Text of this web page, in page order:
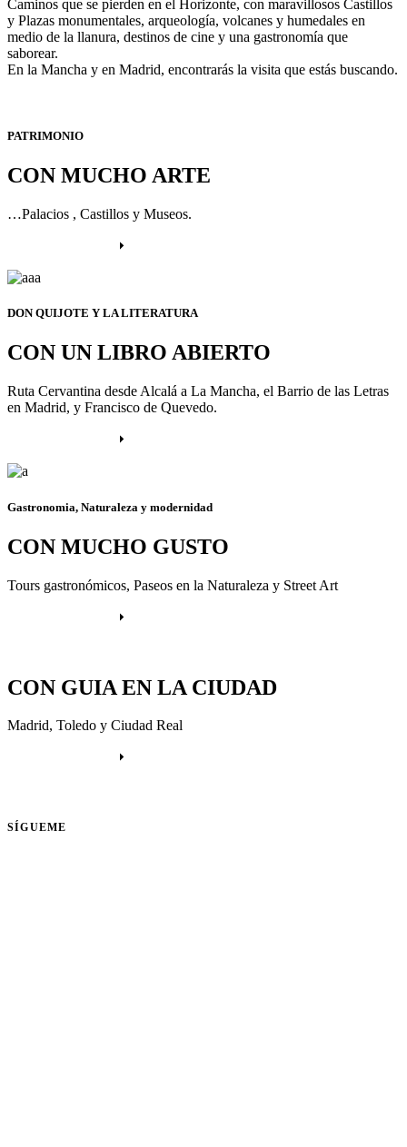
Caminos que se pierden en el Horizonte, con maravillosos Castillos
y Plazas monumentales, arqueología, volcanes y humedales en
medio de la llanura, destinos de cine y una gastronomía que
saborear.
En la Mancha y en Madrid, encontrarás la visita que estás buscando.
PATRIMONIO
CON MUCHO ARTE
…Palacios , Castillos y Museos.
DON QUIJOTE Y LA LITERATURA
CON UN LIBRO ABIERTO
Ruta Cervantina desde Alcalá a La Mancha, el Barrio de las Letras
en Madrid, y Francisco de Quevedo.
Gastronomia, Naturaleza y modernidad
CON MUCHO GUSTO
Tours gastronómicos, Paseos en la Naturaleza y Street Art
CON GUIA EN LA CIUDAD
Madrid, Toledo y Ciudad Real
SÍGUEME